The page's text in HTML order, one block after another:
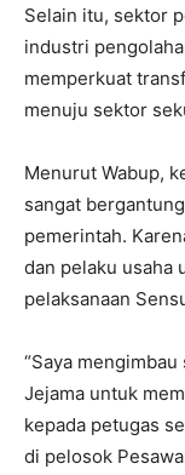
Selain itu, sektor
industri
memperkuat
menuju sektor
Menurut Wabup,
sangat
pemerintah.
dan pelaku usaha
pelaksanaan
“Saya
Jejama untuk
kepada petugas
di pelosok